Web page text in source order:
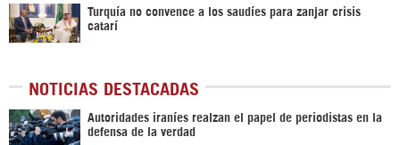
Turquía no convence a los saudíes para zanjar crisis
catarí
NOTICIAS DESTACADAS
Autoridades iraníes realzan el papel de periodistas en la
defensa de la verdad